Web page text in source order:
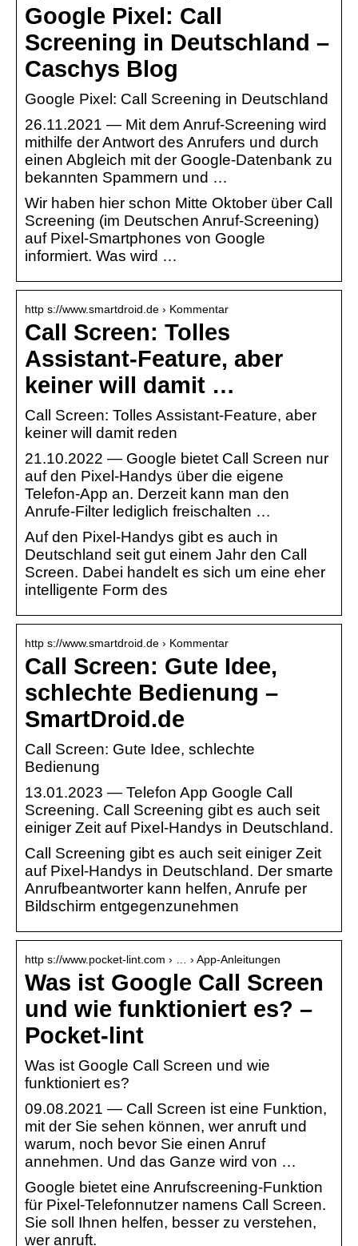
Google Pixel: Call
Screening in Deutschland –
Caschys Blog
Google Pixel: Call Screening in Deutschland
26.11.2021 — Mit dem Anruf-Screening wird
mithilfe der Antwort des Anrufers und durch
einen Abgleich mit der Google-Datenbank zu
bekannten Spammern und …
Wir haben hier schon Mitte Oktober über Call
Screening (im Deutschen Anruf-Screening)
auf Pixel-Smartphones von Google
informiert. Was wird …
http s://www.smartdroid.de › Kommentar
Call Screen: Tolles
Assistant-Feature, aber
keiner will damit …
Call Screen: Tolles Assistant-Feature, aber
keiner will damit reden
21.10.2022 — Google bietet Call Screen nur
auf den Pixel-Handys über die eigene
Telefon-App an. Derzeit kann man den
Anrufe-Filter lediglich freischalten …
Auf den Pixel-Handys gibt es auch in
Deutschland seit gut einem Jahr den Call
Screen. Dabei handelt es sich um eine eher
intelligente Form des
http s://www.smartdroid.de › Kommentar
Call Screen: Gute Idee,
schlechte Bedienung –
SmartDroid.de
Call Screen: Gute Idee, schlechte
Bedienung
13.01.2023 — Telefon App Google Call
Screening. Call Screening gibt es auch seit
einiger Zeit auf Pixel-Handys in Deutschland.
Call Screening gibt es auch seit einiger Zeit
auf Pixel-Handys in Deutschland. Der smarte
Anrufbeantworter kann helfen, Anrufe per
Bildschirm entgegenzunehmen
http s://www.pocket-lint.com › … › App-Anleitungen
Was ist Google Call Screen
und wie funktioniert es? –
Pocket-lint
Was ist Google Call Screen und wie
funktioniert es?
09.08.2021 — Call Screen ist eine Funktion,
mit der Sie sehen können, wer anruft und
warum, noch bevor Sie einen Anruf
annehmen. Und das Ganze wird von …
Google bietet eine Anrufscreening-Funktion
für Pixel-Telefonnutzer namens Call Screen.
Sie soll Ihnen helfen, besser zu verstehen,
wer anruft.